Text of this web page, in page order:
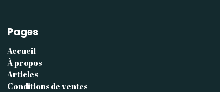
Pages
Accueil
À propos
Articles
Conditions de ventes